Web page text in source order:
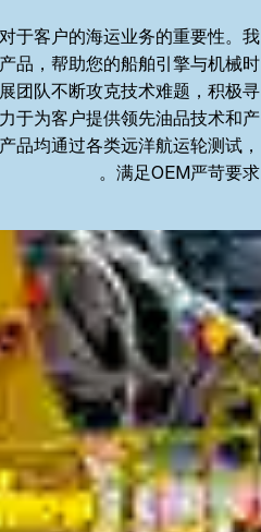
于客户的海运业务的重要性。我
品，帮助您的船舶引擎与机械时
团队不断攻克技术难题，积极寻
于为客户提供领先油品技术和产
品均通过各类远洋航运轮测试，
满足OEM严苛要求。